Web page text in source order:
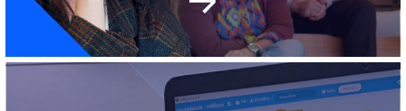
Immagine